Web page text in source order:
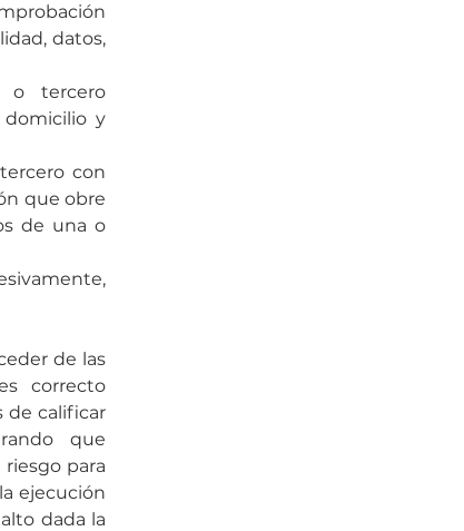
datos,
o tercero
y
con
que obre
de una o
de las
correcto
de calificar
que
para
ejecución
dada la